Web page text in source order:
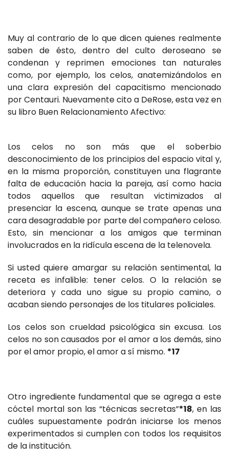
Muy al contrario de lo que dicen quienes realmente
saben de ésto, dentro del culto deroseano se
condenan y reprimen emociones tan naturales
como, por ejemplo, los celos, anatemizándolos en
una clara expresión del capacitismo mencionado
por Centauri. Nuevamente cito a DeRose, esta vez en
su libro Buen Relacionamiento Afectivo:
Los celos no son más que el soberbio
desconocimiento de los principios del espacio vital y,
en la misma proporción, constituyen una flagrante
falta de educación hacia la pareja, así como hacia
todos aquellos que resultan victimizados al
presenciar la escena, aunque se trate apenas una
cara desagradable por parte del compañero celoso.
Esto, sin mencionar a los amigos que terminan
involucrados en la ridícula escena de la telenovela.
Si usted quiere amargar su relación sentimental, la
receta es infalible: tener celos. O la relación se
deteriora y cada uno sigue su propio camino, o
acaban siendo personajes de los titulares policiales.
Los celos son crueldad psicológica sin excusa. Los
celos no son causados por el amor a los demás, sino
por el amor propio, el amor a sí mismo. *17
Otro ingrediente fundamental que se agrega a este
cóctel mortal son las “técnicas secretas”*18, en las
cuáles supuestamente podrán iniciarse los menos
experimentados si cumplen con todos los requisitos
de la institución.